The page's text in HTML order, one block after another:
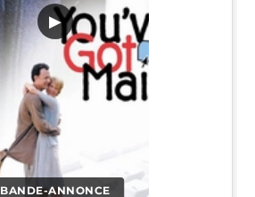
BANDE-ANNONCE
▶